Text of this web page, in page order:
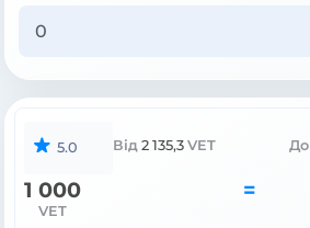
5.0 Від 2 135,3 VET До
1 000
VET
=